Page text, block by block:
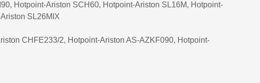
Ariston D60SE(BR)
Ariston D60SE(WH)
Hotpoint-Ariston SCH60, Hotpoint-Ariston SL16M, Hotpoint-
SL26MIX
CHFE233/2, Hotpoint-Ariston AS-AZKF090, Hotpoint-